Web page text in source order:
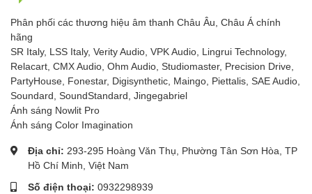
Phân phối các thương hiệu âm thanh Châu Âu, Châu Á chính
hãng
SR Italy, LSS Italy, Verity Audio, VPK Audio, Lingrui Technology,
Relacart, CMX Audio, Ohm Audio, Studiomaster, Precision Drive,
PartyHouse, Fonestar, Digisynthetic, Maingo, Piettalis, SAE Audio,
Soundard, SoundStandard, Jingegabriel
Ánh sáng Nowlit Pro
Ánh sáng Color Imagination
Địa chỉ: 293-295 Hoàng Văn Thụ, Phường Tân Sơn Hòa, TP
Hồ Chí Minh, Việt Nam
Số điện thoại: 0932298939